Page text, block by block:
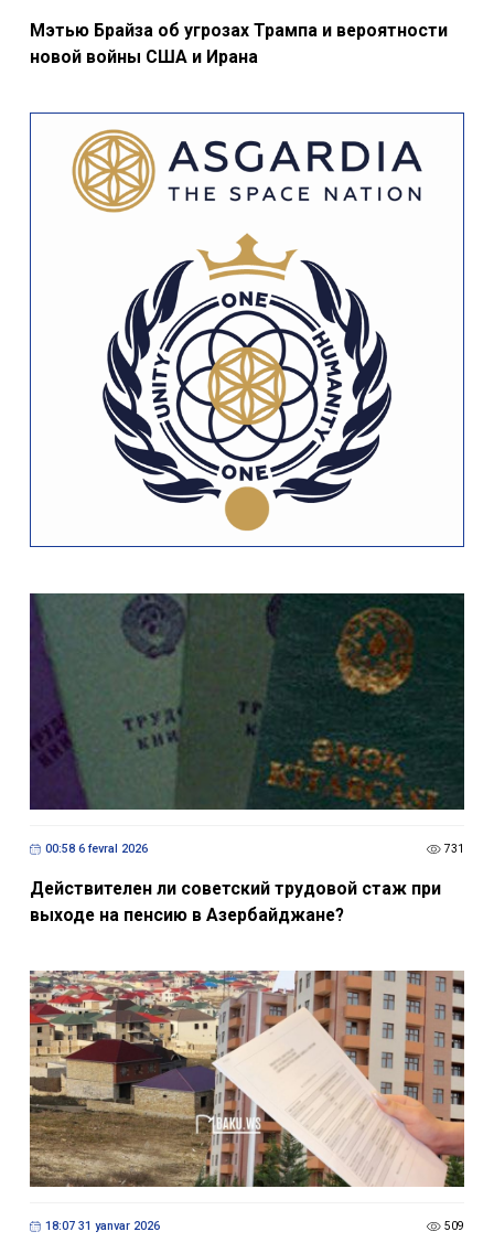
Мэтью Брайза об угрозах Трампа и вероятности
новой войны США и Ирана
00:58 6 fevral 2026 731
Действителен ли советский трудовой стаж при
выходе на пенсию в Азербайджане?
18:07 31 yanvar 2026 509